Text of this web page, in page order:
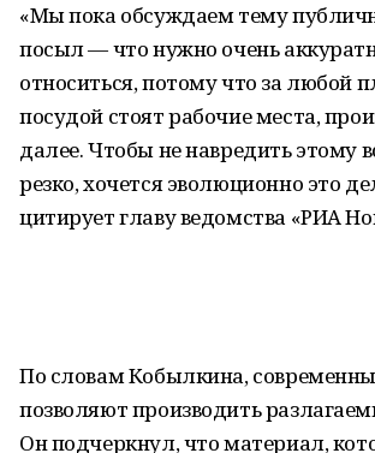
«Мы пока обсуждаем тему
посыл — что нужно очень
относиться, потому что за любой
посудой стоят рабочие места,
далее. Чтобы не навредить этому
резко, хочется эволюционно это
цитирует главу ведомства «РИА
По словам Кобылкина,
позволяют производить
Он подчеркнул, что материал,